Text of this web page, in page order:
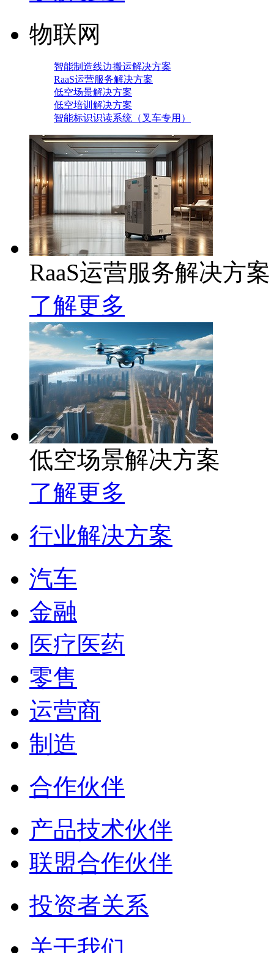
物联网
智能制造线边搬运解决方案
RaaS运营服务解决方案
低空场景解决方案
低空培训解决方案
智能标识识读系统（叉车专用）
RaaS运营服务解决方案
了解更多
低空场景解决方案
了解更多
行业解决方案
汽车
金融
医疗医药
零售
运营商
制造
合作伙伴
产品技术伙伴
联盟合作伙伴
投资者关系